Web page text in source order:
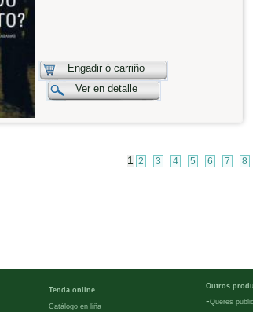
Engadir ó carriño
Ver en detalle
1 2 3 4 5 6 7 8
Tenda online
Catálogo en liña
Outros
-Queres